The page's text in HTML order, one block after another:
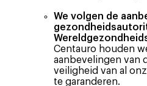
We volgen de
Centauro houden
aanbevelingen van
veiligheid van al
te garanderen.